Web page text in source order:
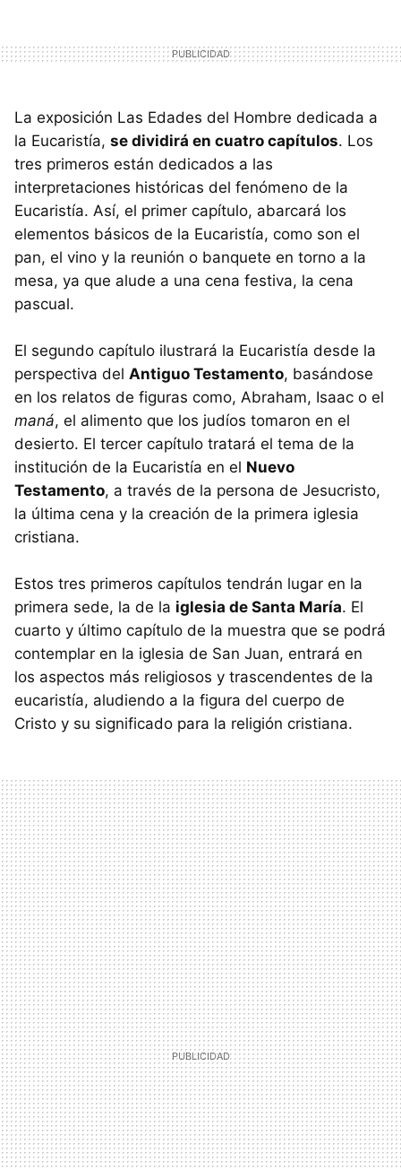
La exposición Las Edades del Hombre dedicada a
la Eucaristía, se dividirá en cuatro capítulos. Los
tres primeros están dedicados a las
interpretaciones históricas del fenómeno de la
Eucaristía. Así, el primer capítulo, abarcará los
elementos básicos de la Eucaristía, como son el
pan, el vino y la reunión o banquete en torno a la
mesa, ya que alude a una cena festiva, la cena
pascual.
El segundo capítulo ilustrará la Eucaristía desde la
perspectiva del Antiguo Testamento, basándose
en los relatos de figuras como, Abraham, Isaac o el
maná, el alimento que los judíos tomaron en el
desierto. El tercer capítulo tratará el tema de la
institución de la Eucaristía en el Nuevo
Testamento, a través de la persona de Jesucristo,
la última cena y la creación de la primera iglesia
cristiana.
Estos tres primeros capítulos tendrán lugar en la
primera sede, la de la iglesia de Santa María. El
cuarto y último capítulo de la muestra que se podrá
contemplar en la iglesia de San Juan, entrará en
los aspectos más religiosos y trascendentes de la
eucaristía, aludiendo a la figura del cuerpo de
Cristo y su significado para la religión cristiana.